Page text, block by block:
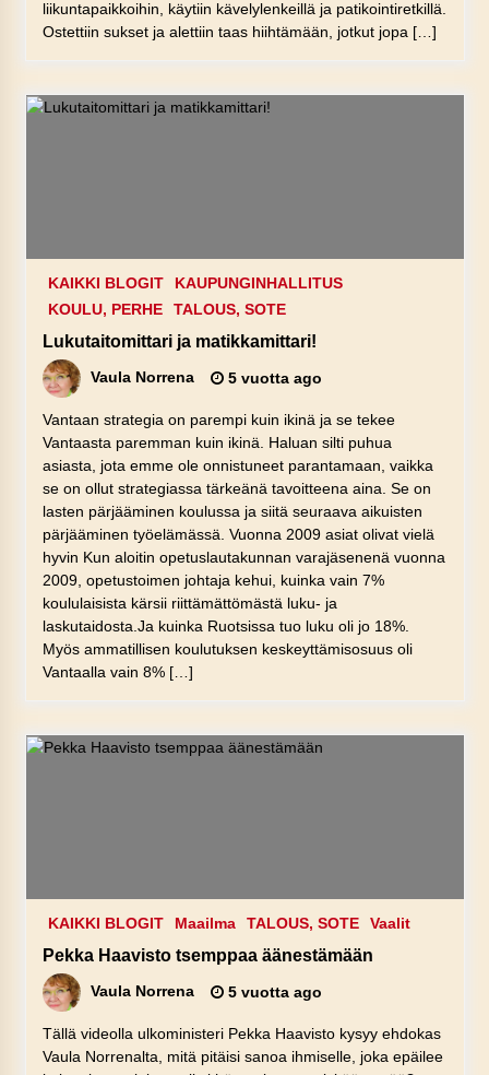
liikuntapaikkoihin, käytiin kävelylenkeillä ja patikointiretkillä.
Ostettiin sukset ja alettiin taas hiihtämään, jotkut jopa […]
KAIKKI BLOGIT
KAUPUNGINHALLITUS
KOULU, PERHE
TALOUS, SOTE
Lukutaitomittari ja matikkamittari!
Vaula Norrena 5 vuotta ago
Vantaan strategia on parempi kuin ikinä ja se tekee
Vantaasta paremman kuin ikinä. Haluan silti puhua
asiasta, jota emme ole onnistuneet parantamaan, vaikka
se on ollut strategiassa tärkeänä tavoitteena aina. Se on
lasten pärjääminen koulussa ja siitä seuraava aikuisten
pärjääminen työelämässä. Vuonna 2009 asiat olivat vielä
hyvin Kun aloitin opetuslautakunnan varajäsenenä vuonna
2009, opetustoimen johtaja kehui, kuinka vain 7%
koululaisista kärsii riittämättömästä luku- ja
laskutaidosta.Ja kuinka Ruotsissa tuo luku oli jo 18%.
Myös ammatillisen koulutuksen keskeyttämisosuus oli
Vantaalla vain 8% […]
KAIKKI BLOGIT Maailma TALOUS, SOTE Vaalit
Pekka Haavisto tsemppaa äänestämään
Vaula Norrena 5 vuotta ago
Tällä videolla ulkoministeri Pekka Haavisto kysyy ehdokas
Vaula Norrenalta, mitä pitäisi sanoa ihmiselle, joka epäilee